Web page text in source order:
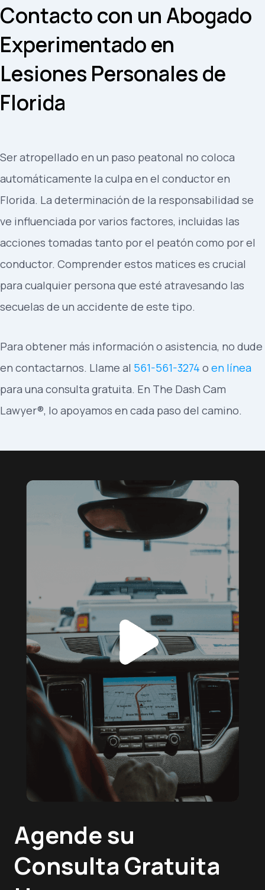
Contacto con un Abogado
Experimentado en
Lesiones Personales de
Florida
Ser atropellado en un paso peatonal no coloca
automáticamente la culpa en el conductor en
Florida. La determinación de la responsabilidad se
ve influenciada por varios factores, incluidas las
acciones tomadas tanto por el peatón como por el
conductor. Comprender estos matices es crucial
para cualquier persona que esté atravesando las
secuelas de un accidente de este tipo.
Para obtener más información o asistencia, no dude
en contactarnos. Llame al 561-561-3274 o en línea
para una consulta gratuita. En The Dash Cam
Lawyer®, lo apoyamos en cada paso del camino.
Agende su
Consulta Gratuita